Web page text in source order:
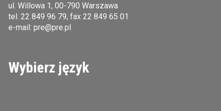
ul. Willowa 1, 00-790 Warszawa
tel. 22 849 96 79, fax 22 849 65 01
e-mail: pre@pre.pl
Wybierz język